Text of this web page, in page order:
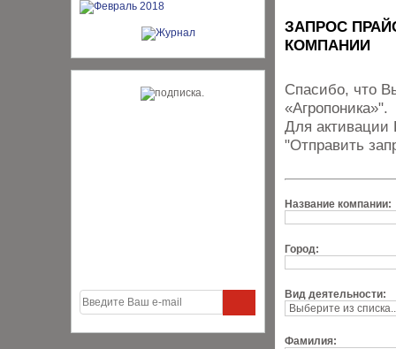
ЗАПРОС
КОМПАНИИ
Спасибо, что
«Агропоника»".
Для активации
"Отправить
Название компании:
Город:
Вид деятельности:
Фамилия: